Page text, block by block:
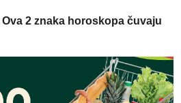
2 znaka horoskopa čuvaju